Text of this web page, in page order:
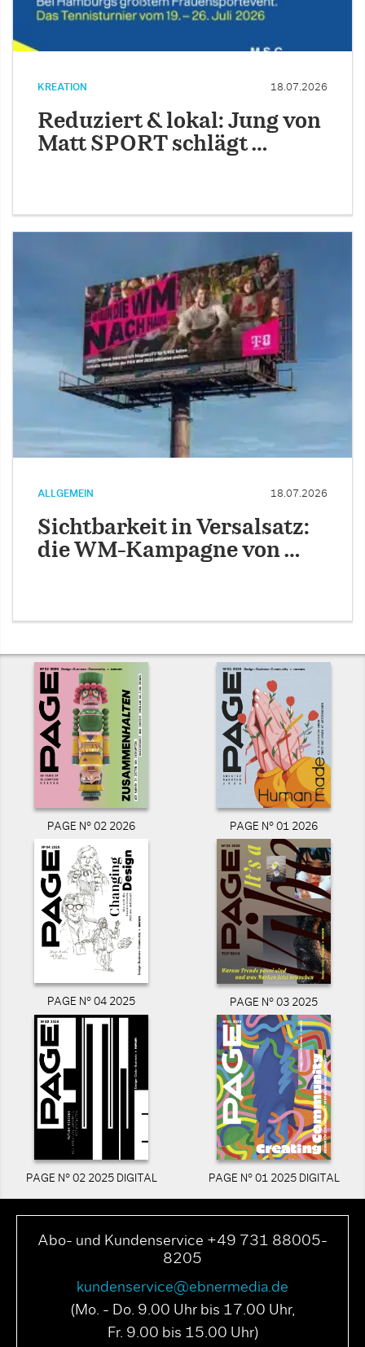
KREATION 18.07.2026
Reduziert & lokal: Jung von
Matt SPORT schlägt …
ALLGEMEIN 18.07.2026
Sichtbarkeit in Versalsatz:
die WM-Kampagne von …
PAGE N° 02 2026 PAGE N° 01 2026
PAGE N° 04 2025 PAGE N° 03 2025
PAGE N° 02 2025 DIGITAL PAGE N° 01 2025 DIGITAL
Abo- und Kundenservice +49 731 88005-
8205
kundenservice@ebnermedia.de
(Mo. - Do. 9.00 Uhr bis 17.00 Uhr,
Fr. 9.00 bis 15.00 Uhr)